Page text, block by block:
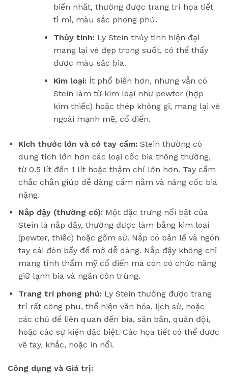
biến nhất, thường được trang trí họa tiết
tỉ mỉ, màu sắc phong phú.
Thủy tinh:Ly Stein thủy tinh hiện đại
mang lại vẻ đẹp trong suốt, có thể thấy
được màu sắc bia.
Kim loại:Ít phổ biến hơn, nhưng vẫn có
Stein làm từ kim loại như pewter (hợp
kim thiếc) hoặc thép không gỉ, mang lại vẻ
ngoài mạnh mẽ, cổ điển.
Kích thước lớn và có tay cầm:Stein thường có
dung tích lớn hơn các loại cốc bia thông thường,
từ 0.5 lít đến 1 lít hoặc thậm chí lớn hơn. Tay cầm
chắc chắn giúp dễ dàng cầm nắm và nâng cốc bia
nặng.
Nắp đậy (thường có):Một đặc trưng nổi bật của
Stein là nắp đậy, thường được làm bằng kim loại
(pewter, thiếc) hoặc gốm sứ. Nắp có bản lề và ngón
tay cái đòn bẩy để mở dễ dàng. Nắp đậy không chỉ
mang tính thẩm mỹ cổ điển mà còn có chức năng
giữ lạnh bia và ngăn côn trùng.
Trang trí phong phú:Ly Stein thường được trang
trí rất công phu, thể hiện văn hóa, lịch sử, hoặc
các chủ đề liên quan đến bia, săn bắn, quân đội,
hoặc các sự kiện đặc biệt. Các họa tiết có thể được
vẽ tay, khắc, hoặc in nổi.
Công dụng và Giá trị: